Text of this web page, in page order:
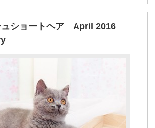
ュショートヘア April 2016